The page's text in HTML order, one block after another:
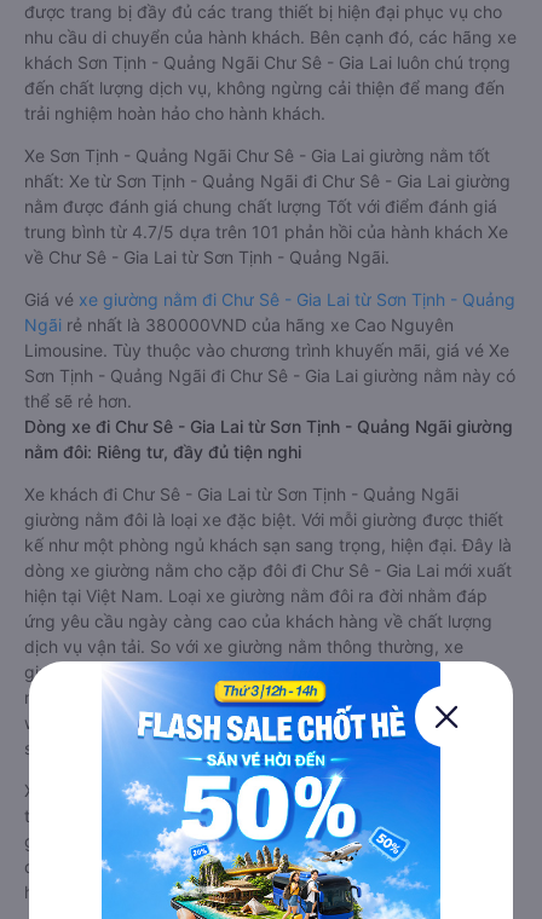
được trang bị đầy đủ các trang thiết bị hiện đại phục vụ cho
nhu cầu di chuyển của hành khách. Bên cạnh đó, các hãng xe
khách Sơn Tịnh - Quảng Ngãi Chư Sê - Gia Lai luôn chú trọng
đến chất lượng dịch vụ, không ngừng cải thiện để mang đến
trải nghiệm hoàn hảo cho hành khách.
Xe Sơn Tịnh - Quảng Ngãi Chư Sê - Gia Lai giường nằm tốt
nhất: Xe từ Sơn Tịnh - Quảng Ngãi đi Chư Sê - Gia Lai giường
nằm được đánh giá chung chất lượng Tốt với điểm đánh giá
trung bình từ 4.7/5 dựa trên 101 phản hồi của hành khách Xe
về Chư Sê - Gia Lai từ Sơn Tịnh - Quảng Ngãi.
Giá vé xe giường nằm đi Chư Sê - Gia Lai từ Sơn Tịnh - Quảng
Ngãi rẻ nhất là 380000VND của hãng xe Cao Nguyên
Limousine. Tùy thuộc vào chương trình khuyến mãi, giá vé Xe
Sơn Tịnh - Quảng Ngãi đi Chư Sê - Gia Lai giường nằm này có
thể sẽ rẻ hơn.
Dòng xe đi Chư Sê - Gia Lai từ Sơn Tịnh - Quảng Ngãi giường
nằm đôi: Riêng tư, đầy đủ tiện nghi
Xe khách đi Chư Sê - Gia Lai từ Sơn Tịnh - Quảng Ngãi
giường nằm đôi là loại xe đặc biệt. Với mỗi giường được thiết
kế như một phòng ngủ khách sạn sang trọng, hiện đại. Đây là
dòng xe giường nằm cho cặp đôi đi Chư Sê - Gia Lai mới xuất
hiện tại Việt Nam. Loại xe giường nằm đôi ra đời nhằm đáp
ứng yêu cầu ngày càng cao của khách hàng về chất lượng
dịch vụ vận tải. So với xe giường nằm thông thường, xe
giường nằm đôi đi Chư Sê - Gia Lai có nhiều ưu điểm và tiện
nghi vượt trội. Màn hình LCD với hàng nghìn bộ phim giải trí,
wifi, và nước uống và chăn đắp miễn phí phục vụ hành khách
suốt hành trình.
Xe Sơn Tịnh - Quảng Ngãi Chư Sê - Gia Lai giường nằm đôi
tốt nhất: Xe từ Sơn Tịnh - Quảng Ngãi đi Chư Sê - Gia Lai
giường nằm đôi được đánh giá chung có chất lượng Tốt với
điểm đánh giá trung bình từ 4.3/5 dựa trên 775 phản hồi của
hành khách Xe về Chư Sê - Gia Lai từ Sơn Tịnh - Quảng Ngãi.